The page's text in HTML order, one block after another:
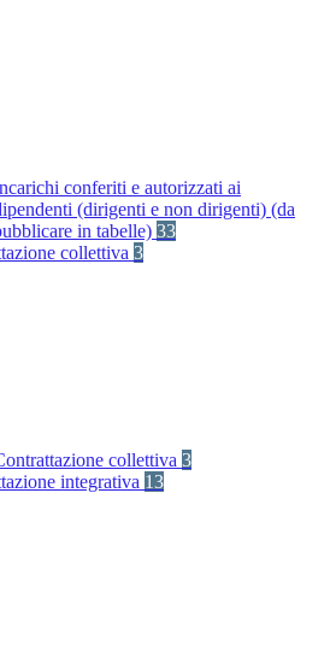
conferiti e autorizzati ai
(dirigenti e non dirigenti) (da
in tabelle) 33
collettiva 3
collettiva 3
integrativa 13